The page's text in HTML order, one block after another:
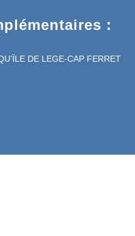
:
DE LEGE-CAP FERRET